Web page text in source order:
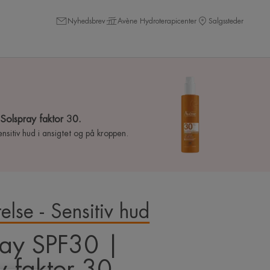
Nyhedsbrev Avène Hydroterapicenter Salgssteder
faktor 30.
hud i ansigtet og på kroppen.
- Sensitiv hud
SPF30 |